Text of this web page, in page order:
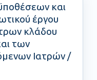
και
έργου
κλάδου
των
Ιατρών /